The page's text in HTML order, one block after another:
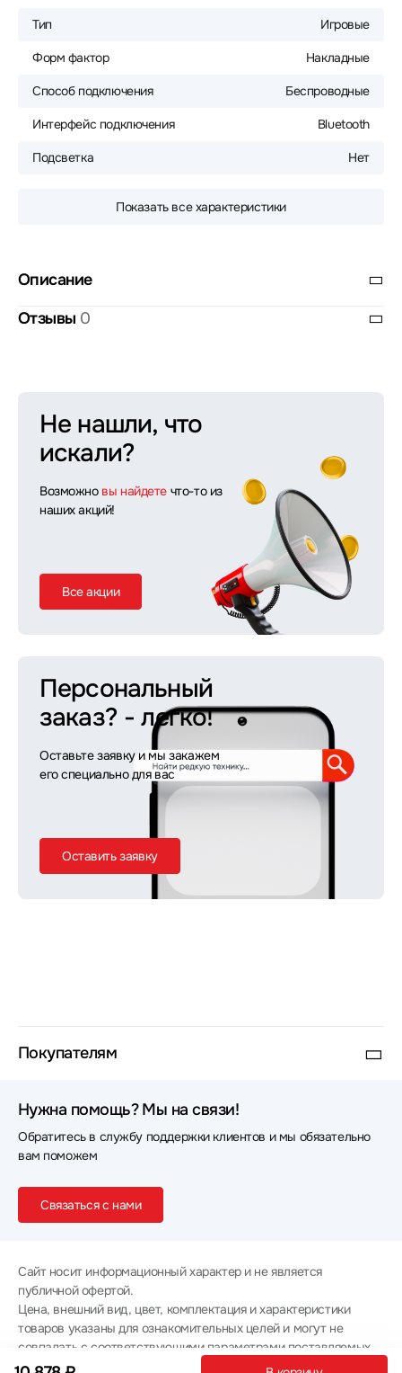
Тип Игровые
Форм фактор Накладные
Способ подключения Беспроводные
Интерфейс подключения Bluetooth
Подсветка Нет
Показать все характеристики
Описание
Отзывы 0
Не нашли, что
искали?
Возможно вы найдете что-то из
наших акций!
Все акции
Персональный
заказ? - легко!
Оставьте заявку и мы закажем
его специально для вас
Оставить заявку
Покупателям
Нужна помощь? Мы на связи!
Обратитесь в службу поддержки клиентов и мы обязательно
вам поможем
Связаться с нами
Сайт носит информационный характер и не является
публичной офертой.
Цена, внешний вид, цвет, комплектация и характеристики
товаров указаны для ознакомительных целей и могут не
совпадать с соответствующими параметрами поставляемых
товаров - уточняйте информацию у менеджера при